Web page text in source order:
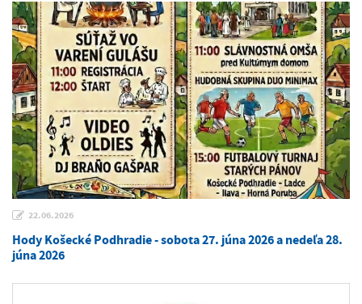
22.06.2026
Hody Košecké Podhradie - sobota 27. júna 2026 a nedeľa 28.
júna 2026